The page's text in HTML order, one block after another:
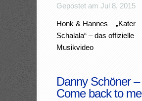
Gepostet am Jul 8, 2015
Honk & Hannes – „Kater
Schalala“ – das offizielle
Musikvideo
Danny Schöner –
Come back to me